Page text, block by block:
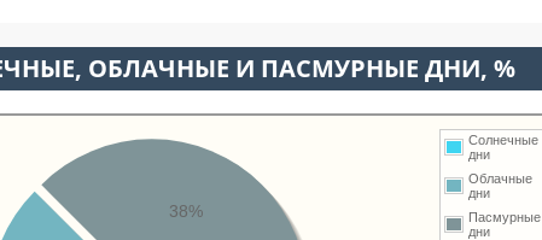
ОБЛАЧНЫЕ И ПАСМУРНЫЕ ДНИ, %
Солнечные
дни
Облачные
дни
Пасмурные
дни
38%